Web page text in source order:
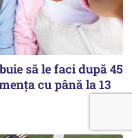
să le faci după 45
cu până la 13